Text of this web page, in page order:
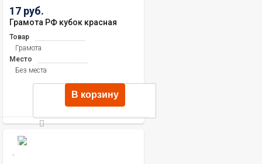
17 руб.
Грамота РФ кубок красная
Товар
Грамота
Место
Без места
В корзину